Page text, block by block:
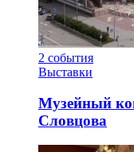
2 события
Выставки
Музейный
Словцова